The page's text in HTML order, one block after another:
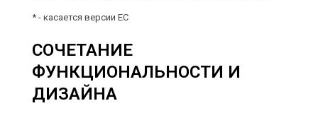
* - касается версии EC
СОЧЕТАНИЕ
ФУНКЦИОНАЛЬНОСТИ И
ДИЗАЙНА